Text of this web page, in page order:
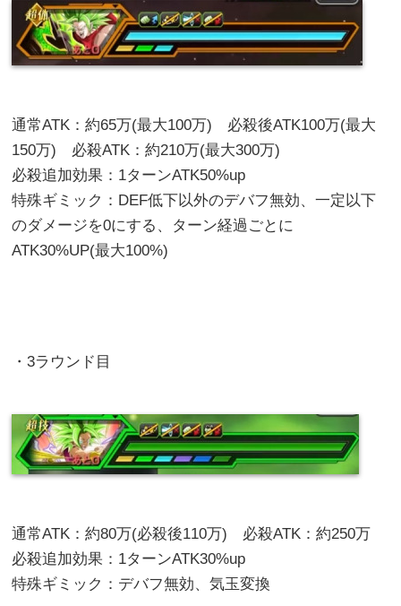
通常ATK：約65万(最大100万) 必殺後ATK100万(最大
150万) 必殺ATK：約210万(最大300万)
必殺追加効果：1ターンATK50%up
特殊ギミック：DEF低下以外のデバフ無効、一定以下
のダメージを0にする、ターン経過ごとに
ATK30%UP(最大100%)
・3ラウンド目
通常ATK：約80万(必殺後110万) 必殺ATK：約250万
必殺追加効果：1ターンATK30%up
特殊ギミック：デバフ無効、気玉変換